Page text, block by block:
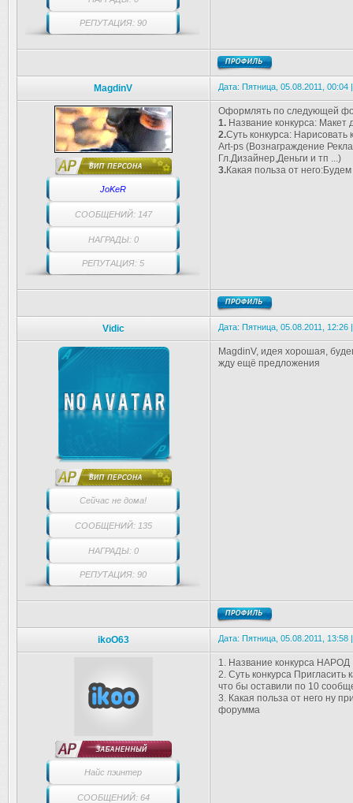
РЕПУТАЦИЯ: 90
MagdinV Дата: Пятница, 05.08.2011,
JoKeR
СООБЩЕНИЙ: 147
НАГРАДЫ: 0
РЕПУТАЦИЯ: 5
Оформлять по следующей
1. Название конкурса: Макет
2.Суть конкурса:
Art-ps (Вознаграждение
Гл.Дизайнер,Деньги и тп ...)
3.Какая польза от
Vidic Дата: Пятница, 05.08.2011,
Сейчас не дома!
СООБЩЕНИЙ: 135
НАГРАДЫ: 0
РЕПУТАЦИЯ: 90
MagdinV, идея хорошая,
жду ещё предложения
ikoO63 Дата: Пятница, 05.08.2011,
Найс пэинтер
СООБЩЕНИЙ: 64
1. Название конкурса НАРОД
2. Суть конкурса Пригласить
что бы оставили по 10
3. Какая польза от него ну
форумма